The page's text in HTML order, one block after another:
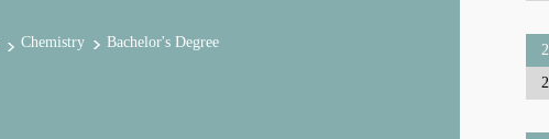
Chemistry Bachelor's Degree